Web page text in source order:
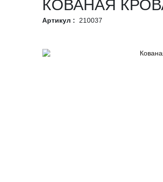
КОВАНАЯ
Артикул : 210037